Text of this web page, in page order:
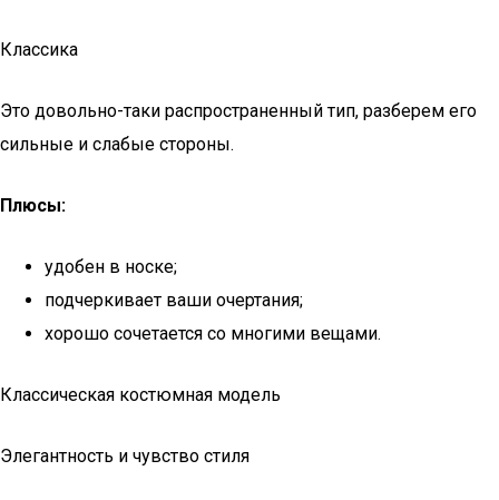
Классика
Это довольно-таки распространенный тип, разберем его
сильные и слабые стороны.
Плюсы:
удобен в носке;
подчеркивает ваши очертания;
хорошо сочетается со многими вещами.
Классическая костюмная модель
Элегантность и чувство стиля